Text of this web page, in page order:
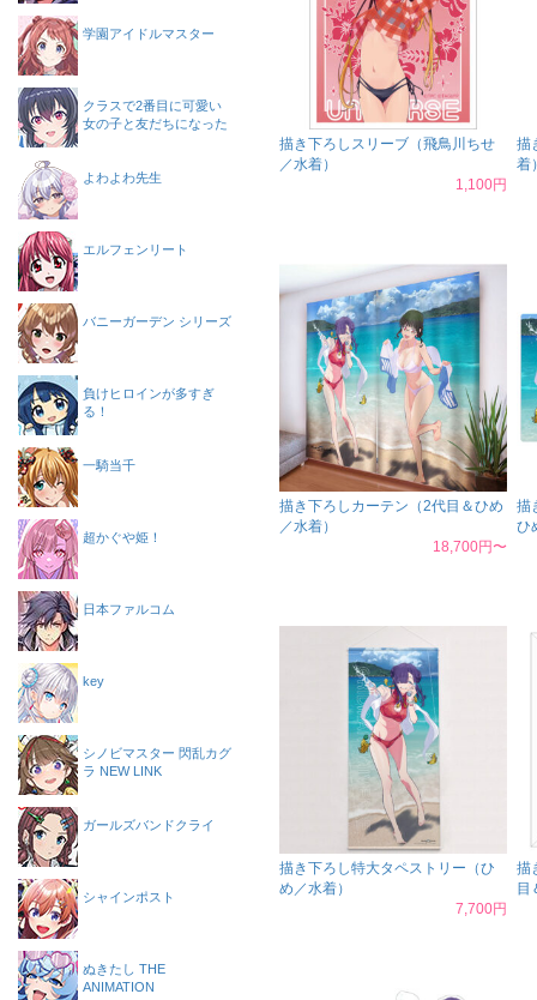
描き下ろしスリーブ（飛鳥川ちせ
／水着）
1,100円
描
着
描き下ろしカーテン（2代目＆ひめ
／水着）
18,700円〜
描
ひ
描き下ろし特大タペストリー（ひ
め／水着）
7,700円
描
目
学園アイドルマスター
クラスで2番目に可愛い
女の子と友だちになった
よわよわ先生
エルフェンリート
バニーガーデン シリーズ
負けヒロインが多すぎ
る！
一騎当千
超かぐや姫！
日本ファルコム
key
シノビマスター 閃乱カグ
ラ NEW LINK
ガールズバンドクライ
シャインポスト
ぬきたし THE
ANIMATION